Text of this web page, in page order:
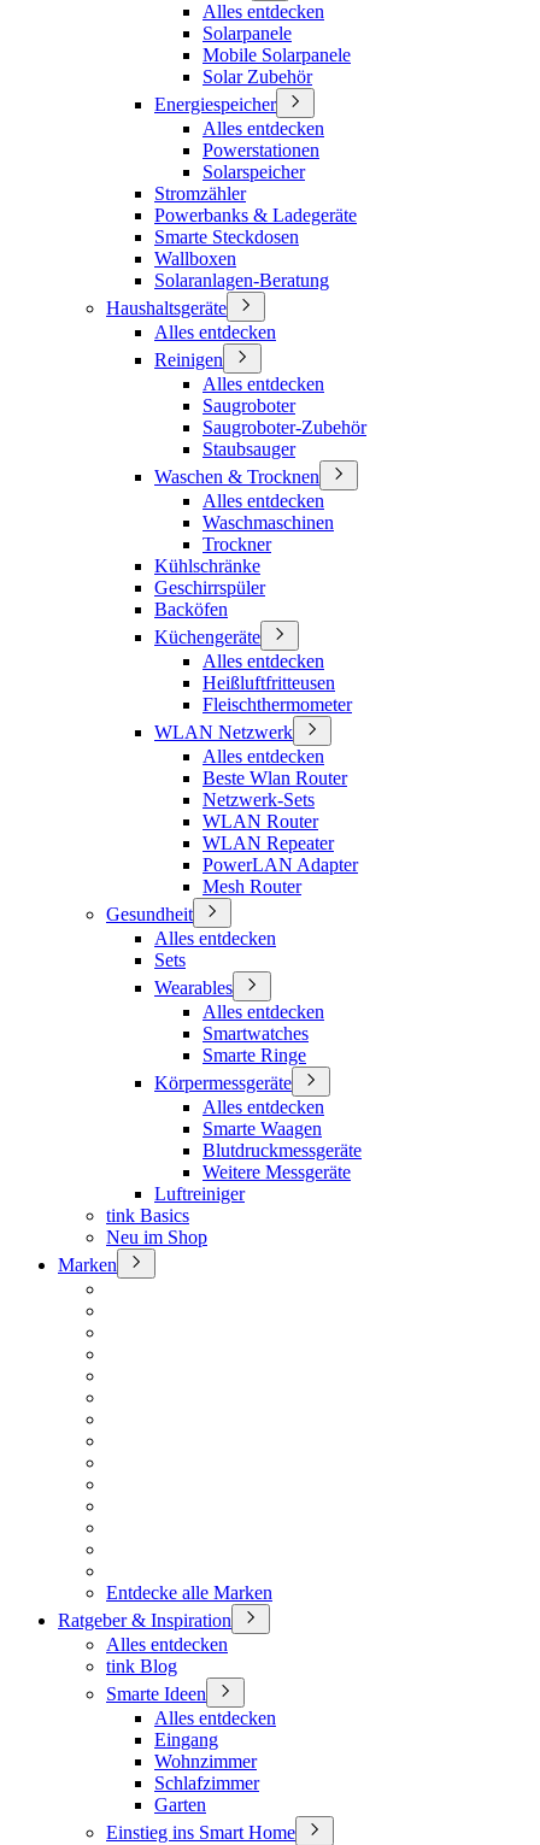
Alles entdecken
Solarpanele
Mobile Solarpanele
Solar Zubehör
Energiespeicher
Alles entdecken
Powerstationen
Solarspeicher
Stromzähler
Powerbanks & Ladegeräte
Smarte Steckdosen
Wallboxen
Solaranlagen-Beratung
Haushaltsgeräte
Alles entdecken
Reinigen
Alles entdecken
Saugroboter
Saugroboter-Zubehör
Staubsauger
Waschen & Trocknen
Alles entdecken
Waschmaschinen
Trockner
Kühlschränke
Geschirrspüler
Backöfen
Küchengeräte
Alles entdecken
Heißluftfritteusen
Fleischthermometer
WLAN Netzwerk
Alles entdecken
Beste Wlan Router
Netzwerk-Sets
WLAN Router
WLAN Repeater
PowerLAN Adapter
Mesh Router
Gesundheit
Alles entdecken
Sets
Wearables
Alles entdecken
Smartwatches
Smarte Ringe
Körpermessgeräte
Alles entdecken
Smarte Waagen
Blutdruckmessgeräte
Weitere Messgeräte
Luftreiniger
tink Basics
Neu im Shop
Marken
Entdecke alle Marken
Ratgeber & Inspiration
Alles entdecken
tink Blog
Smarte Ideen
Alles entdecken
Eingang
Wohnzimmer
Schlafzimmer
Garten
Einstieg ins Smart Home